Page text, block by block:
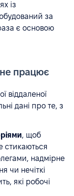
із
за
є основою
працює
віддаленої
дані про те, з
, щоб
стикаються
надмірне
чи нечіткі
які робочі